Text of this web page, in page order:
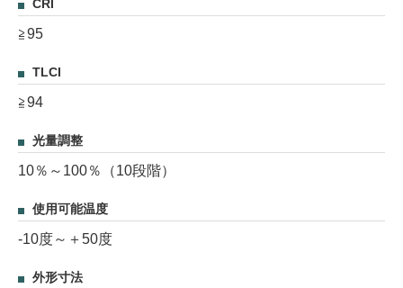
CRI
≧95
TLCI
≧94
光量調整
10％～100％（10段階）
使用可能温度
-10度～＋50度
外形寸法